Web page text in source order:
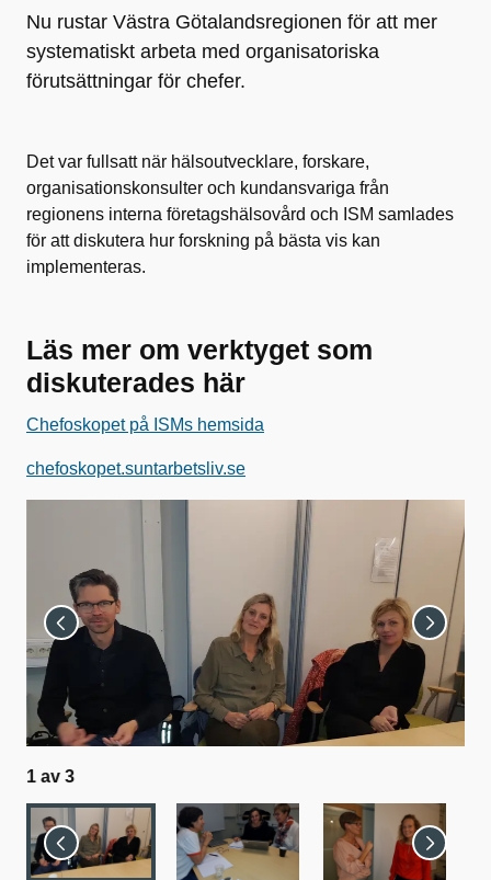
Nu rustar Västra Götalandsregionen för att mer
systematiskt arbeta med organisatoriska
förutsättningar för chefer.
Det var fullsatt när hälsoutvecklare, forskare,
organisationskonsulter och kundansvariga från
regionens interna företagshälsovård och ISM samlades
för att diskutera hur forskning på bästa vis kan
implementeras.
Läs mer om verktyget som
diskuterades här
Chefoskopet på ISMs hemsida
chefoskopet.suntarbetsliv.se
1 av 3